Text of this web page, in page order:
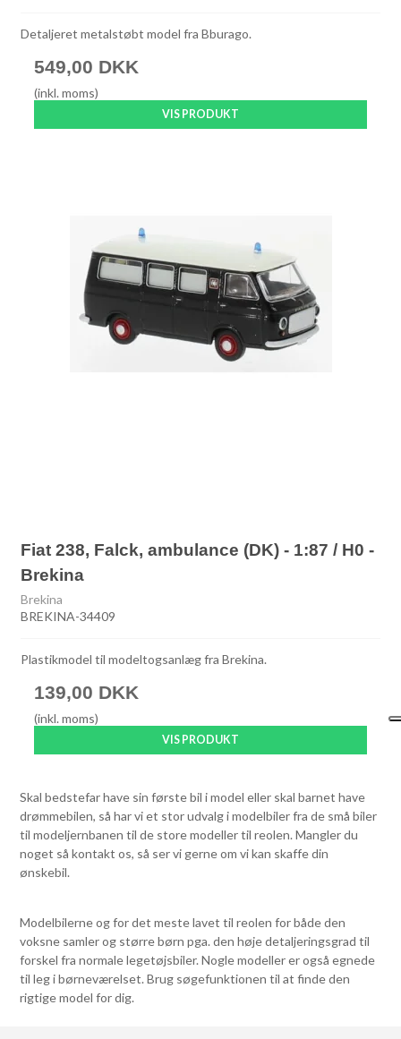
Detaljeret metalstøbt model fra Bburago.
549,00 DKK
(inkl. moms)
VIS PRODUKT
Fiat 238, Falck, ambulance (DK) - 1:87 / H0 -
Brekina
Brekina
BREKINA-34409
Plastikmodel til modeltogsanlæg fra Brekina.
139,00 DKK
(inkl. moms)
VIS PRODUKT
Skal bedstefar have sin første bil i model eller skal barnet have
drømmebilen, så har vi et stor udvalg i modelbiler fra de små biler
til modeljernbanen til de store modeller til reolen. Mangler du
noget så kontakt os, så ser vi gerne om vi kan skaffe din
ønskebil.
Modelbilerne og for det meste lavet til reolen for både den
voksne samler og større børn pga. den høje detaljeringsgrad til
forskel fra normale legetøjsbiler. Nogle modeller er også egnede
til leg i børneværelset. Brug søgefunktionen til at finde den
rigtige model for dig.